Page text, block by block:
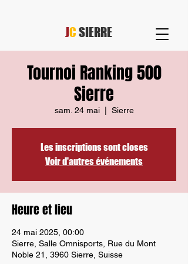
JC SIERRE
Tournoi Ranking 500
Sierre
sam. 24 mai
  |
Sierre
Les inscriptions sont closes
Voir d'autres événements
Heure et lieu
24 mai 2025, 00:00
Sierre, Salle Omnisports, Rue du Mont
Noble 21, 3960 Sierre, Suisse